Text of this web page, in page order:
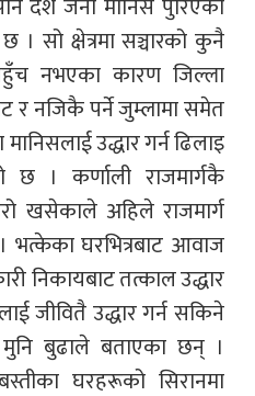
दश जना मानिस पुरिएको
सो क्षेत्रमा सञ्चारको कुनै
नभएका कारण जिल्ला
र नजिकै पर्ने जुम्लामा समेत
उद्धार गर्न ढिलाइ
छ । कर्णाली राजमार्गकै
खसेकाले अहिले राजमार्ग
घरभित्रबाट आवाज
निकायबाट तत्काल उद्धार
जीवितै उद्धार गर्न सकिने
बुढाले बताएका छन् ।
घरहरूको सिरानमा